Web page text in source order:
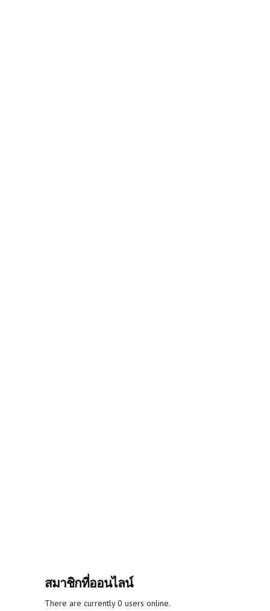
สมาชิกที่ออนไลน์
There are currently 0 users online.